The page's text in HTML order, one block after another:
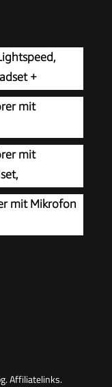
+
mit
mit
mit
Kopfbügel,
zwei 3,5mm
mit Mikrofon
Affiliatelinks.